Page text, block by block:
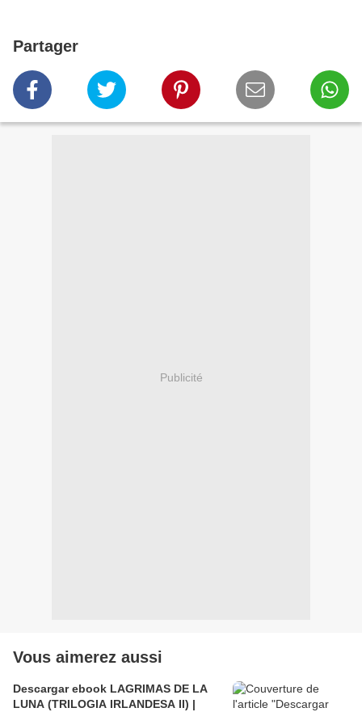
Partager
Publicité
Vous aimerez aussi
Descargar ebook LAGRIMAS DE LA
LUNA (TRILOGIA IRLANDESA II) |